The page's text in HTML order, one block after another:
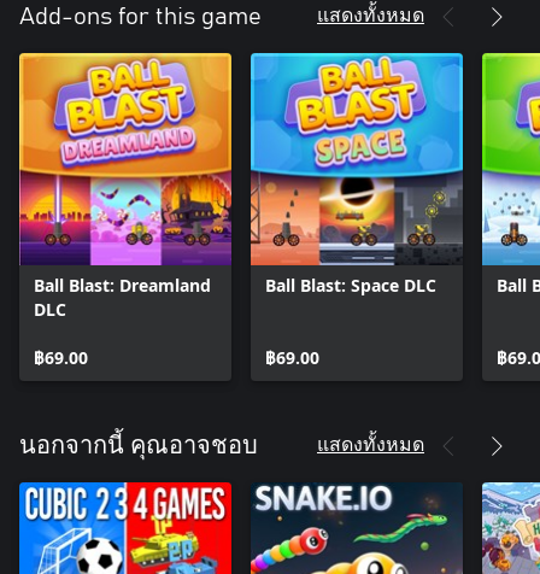
Add-ons for this game แสดงทั้งหมด
Ball Blast: Dreamland
DLC
฿69.00
Ball Blast: Space DLC
฿69.00
Ball
฿
นอกจากนี้ คุณอาจชอบ แสดงทั้งหมด